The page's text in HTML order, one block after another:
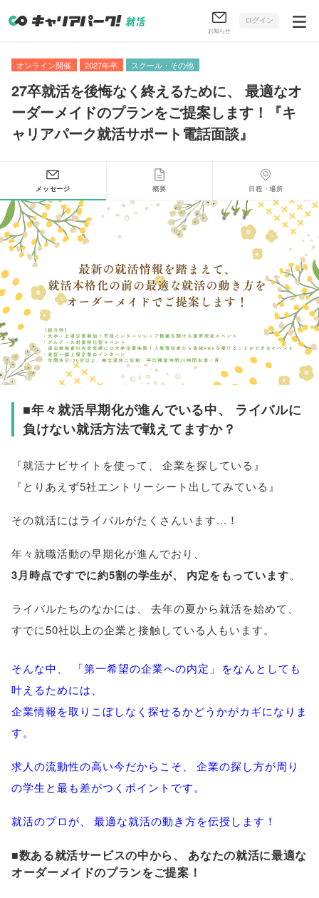
お知らせ
ログイン
オンライン開催 2027年卒 スクール・その他
27卒就活を後悔なく終えるために、
最適なオ
ーダーメイドのプランをご提案します！『キ
ャリアパーク就活サポート電話面談』
メッセージ 概要 日程・場所
■年々就活早期化が進んでいる中、
ライバルに
負けない就活方法で戦えてますか？
『就活ナビサイトを使って
企業を探している』
『とりあえず5社エントリーシート出してみている』
その就活にはライバルがたくさんいます...！
年々就職活動の早期化が進んでおり
3月時点ですでに約5割の学生が、 内定をもっています。
ライバルたちのなかには 去年の夏から就活を始めて
すでに50社以上の企業と接触している人もいます。
そんな中 、 「第一希望の企業への内定 」
をなんとしても
叶えるためには、
企業情報を取りこぼしなく探せるかどうかがカギになりま
す。
求人の流動性の高い今だからこそ、
企業の探し方が周り
の学生と最も差がつくポイントです。
就活のプロが、 最適な就活の動き方を伝授します！
■数ある就活サービスの中から、
あなたの就活に最適な
オーダーメイドのプランをご提案！